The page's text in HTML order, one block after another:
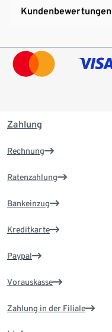
Kundenbewertungen
Zahlung
Rechnung
Ratenzahlung
Bankeinzug
Kreditkarte
Paypal
Vorauskasse
Zahlung in der Filiale